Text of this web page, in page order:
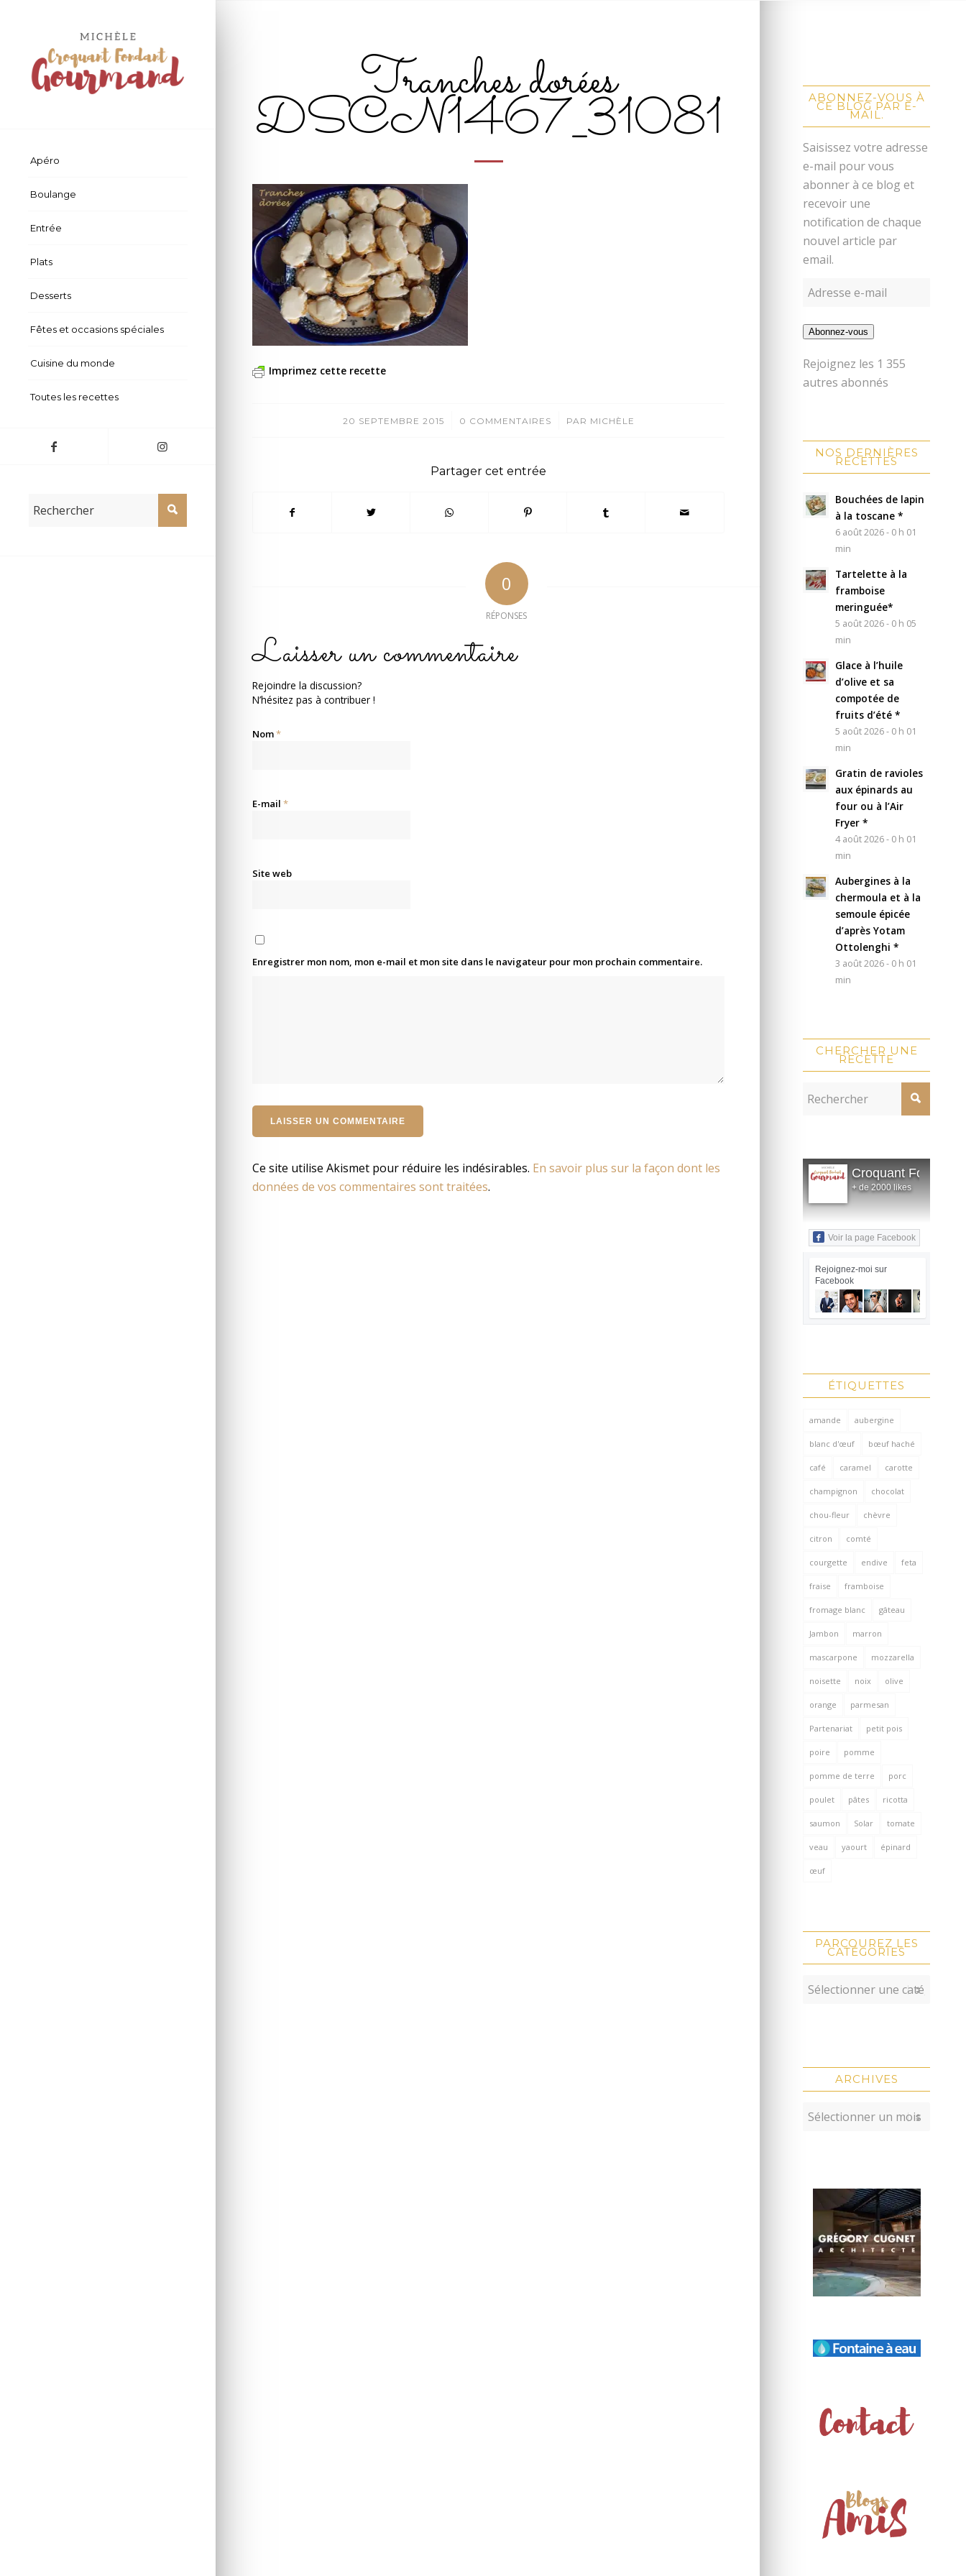
Apéro
Boulange
Entrée
Plats
Desserts
Fêtes et occasions spéciales
Cuisine du monde
Toutes les recettes
Tranches dorées
DSCN1467_31081
Imprimez cette recette
20 SEPTEMBRE 2015
/ 0 COMMENTAIRES
/ PAR MICHÈLE
Partager cet entrée
0
RÉPONSES
Laisser un commentaire
Rejoindre la discussion?
N’hésitez pas à contribuer !
Nom*
E-mail *
Site web
Enregistrer mon nom, mon e-mail et mon site dans le navigateur pour mon prochain commentaire.
Ce site utilise Akismet pour réduire les indésirables. En savoir plus sur la façon dont les
données de vos commentaires sont traitées.
ABONNEZ-VOUS À
CE BLOG PAR E-
MAIL.
Saisissez votre adresse
e-mail pour vous
abonner à ce blog et
recevoir une
notification de chaque
nouvel article par
email.
Abonnez-vous
Rejoignez les 1 355
autres abonnés
NOS DERNIÈRES
RECETTES
Bouchées de lapin
à la toscane *
6 août 2026 - 0 h 01
min
Tartelette à la
framboise
meringuée*
5 août 2026 - 0 h 05
min
Glace à l’huile
d’olive et sa
compotée de
fruits d’été *
5 août 2026 - 0 h 01
min
Gratin de ravioles
aux épinards au
four ou à l’Air
Fryer *
4 août 2026 - 0 h 01
min
Aubergines à la
chermoula et à la
semoule épicée
d’après Yotam
Ottolenghi *
3 août 2026 - 0 h 01
min
CHERCHER UNE
RECETTE
Croquant Fondant
+ de 2000 likes
Voir la page Facebook
Rejoignez-moi sur
Facebook
ÉTIQUETTES
amande aubergine
blanc d'œuf bœuf haché
café caramel carotte
champignon chocolat
chou-fleur chèvre
citron comté
courgette endive feta
fraise framboise
fromage blanc gâteau
Jambon marron
mascarpone mozzarella
noisette noix olive
orange parmesan
Partenariat petit pois
poire pomme
pomme de terre porc
poulet pâtes ricotta
saumon Solar tomate
veau yaourt épinard
œuf
PARCOUREZ LES
CATÉGORIES
ARCHIVES